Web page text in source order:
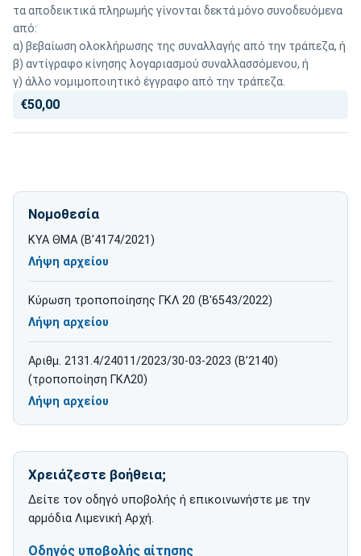
τα αποδεικτικά πληρωμής γίνονται δεκτά μόνο συνοδευόμενα
από:
α) βεβαίωση ολοκλήρωσης της συναλλαγής από την τράπεζα, ή
β) αντίγραφο κίνησης λογαριασμού συναλλασσόμενου, ή
γ) άλλο νομιμοποιητικό έγγραφο από την τράπεζα.
€50,00
Νομοθεσία
ΚΥΑ ΘΜΑ (Β'4174/2021)
Λήψη αρχείου
για ΚΥΑ ΘΜΑ (Β'4174/2021)
Κύρωση τροποποίησης ΓΚΛ 20 (Β'6543/2022)
Λήψη αρχείου
για Κύρωση τροποποίησης ΓΚΛ 20 (Β'6543/2022)
Αριθμ. 2131.4/24011/2023/30-03-2023 (Β’2140)
(τροποποίηση ΓΚΛ20)
Λήψη αρχείου
για Αριθμ. 2131.4/24011/2023/30-03-2023 (Β’2140)
Χρειάζεστε βοήθεια;
Δείτε τον οδηγό υποβολής ή επικοινωνήστε με την
αρμόδια Λιμενική Αρχή.
Οδηγός υποβολής αίτησης